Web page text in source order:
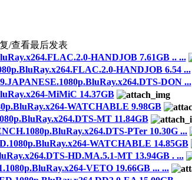
/查看最后发表
HANDJOB 7.61GB .. ...
HANDJOB 6.54 ...
DON ...
MiMiC 14.37GB
WATCHABLE 9.98GB
MT 11.84GB
PTer 10.30G ...
WATCHABLE 14.85GB
HD.MA.5.1-MT 13.94GB . ...
VETO 19.66GB ... ...